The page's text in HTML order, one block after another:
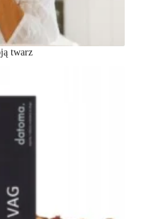
twarz